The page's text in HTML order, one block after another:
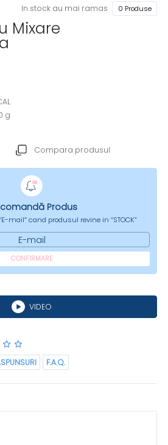
In stock au mai ramas 0 Produse
Mixare
g
Compara produsul
Produs
mail” cand produsul revine in “STOCK”
E-mail
CONFIRMARE
VIDEO
F.A.Q.